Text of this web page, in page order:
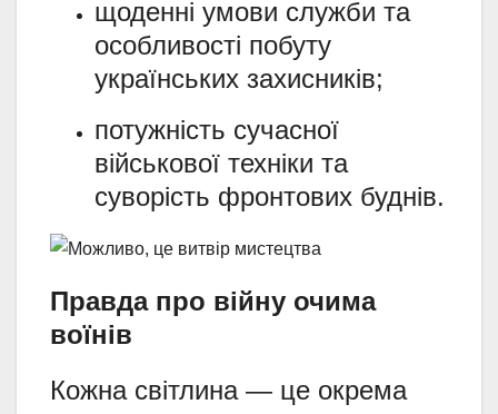
щоденні умови служби та
особливості побуту
українських захисників;
потужність сучасної
військової техніки та
суворість фронтових буднів.
Правда про війну очима
воїнів
Кожна світлина — це окрема